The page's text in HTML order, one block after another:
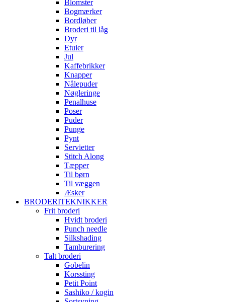
Blomster
Bogmærker
Bordløber
Broderi til låg
Dyr
Etuier
Jul
Kaffebrikker
Knapper
Nålepuder
Nøgleringe
Penalhuse
Poser
Puder
Punge
Pynt
Servietter
Stitch Along
Tæpper
Til børn
Til væggen
Æsker
BRODERITEKNIKKER
Frit broderi
Hvidt broderi
Punch needle
Silkshading
Tamburering
Talt broderi
Gobelin
Korssting
Petit Point
Sashiko / kogin